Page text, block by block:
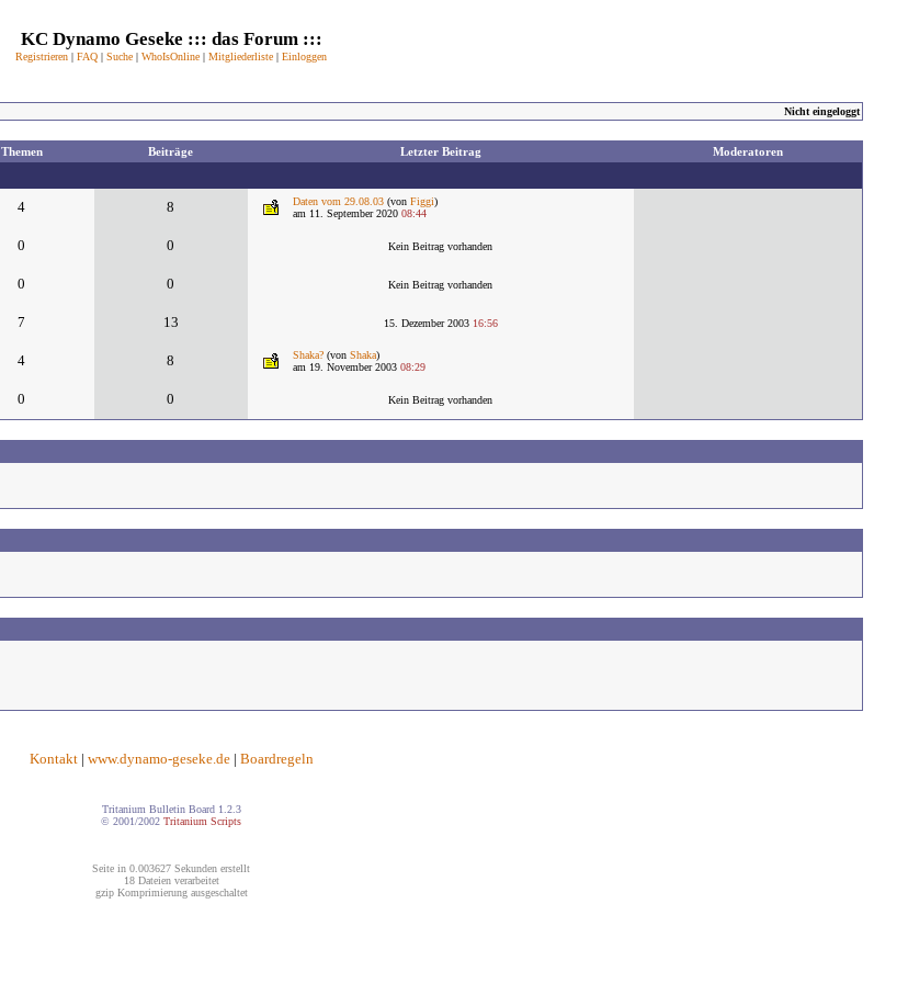
KC Dynamo Geseke ::: das Forum :::
Registrieren | FAQ | Suche | WhoIsOnline | Mitgliederliste | Einloggen
Nicht eingeloggt
Themen Beiträge Letzter Beitrag Moderatoren
4 8 Daten vom 29.08.03(von Figgi)
am 11. September 2020 08:44
0 0 Kein Beitrag vorhanden
0 0 Kein Beitrag vorhanden
7 13 15. Dezember 2003 16:56
4 8 Shaka?(von Shaka)
am 19. November 2003 08:29
0 0 Kein Beitrag vorhanden
Kontakt| www.dynamo-geseke.de| Boardregeln
Tritanium Bulletin Board 1.2.3
© 2001/2002 Tritanium Scripts
Seite in 0.003627 Sekunden erstellt
18 Dateien verarbeitet
gzip Komprimierung ausgeschaltet